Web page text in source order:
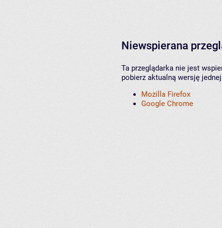
Niewspierana
Ta przeglądarka nie jest
pobierz aktualną wersję
Mozilla Firefox
Google Chrome